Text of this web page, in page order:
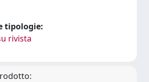
tipologie:
rivista